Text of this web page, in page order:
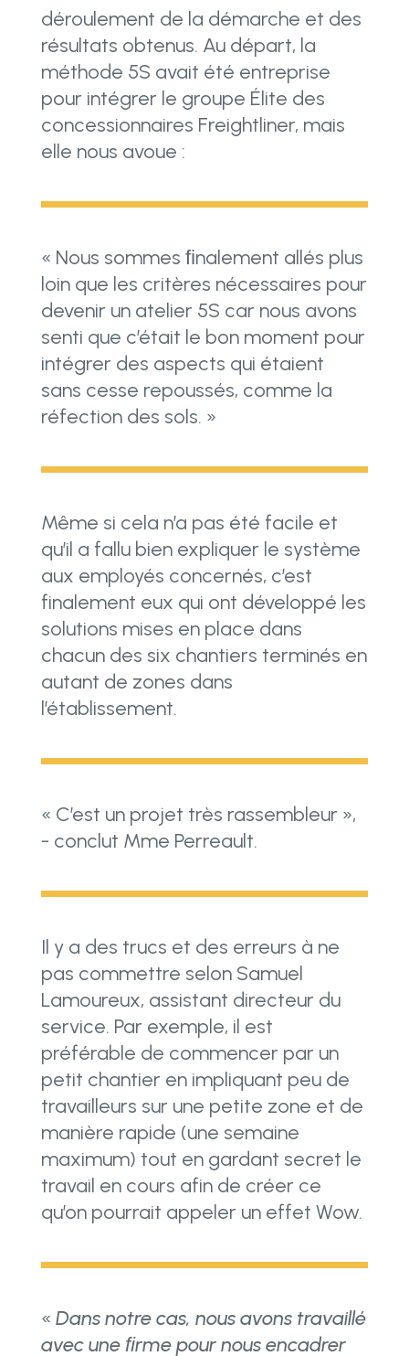
déroulement de la démarche et des
résultats obtenus. Au départ, la
méthode 5S avait été entreprise
pour intégrer le groupe Élite des
concessionnaires Freightliner, mais
elle nous avoue :
« Nous sommes ﬁnalement allés plus
loin que les critères nécessaires pour
devenir un atelier 5S car nous avons
senti que c’était le bon moment pour
intégrer des aspects qui étaient
sans cesse repoussés, comme la
réfection des sols. »
Même si cela n’a pas été facile et
qu’il a fallu bien expliquer le système
aux employés concernés, c’est
finalement eux qui ont développé les
solutions mises en place dans
chacun des six chantiers terminés en
autant de zones dans
l’établissement.
« C’est un projet très rassembleur »,
- conclut Mme Perreault.
Il y a des trucs et des erreurs à ne
pas commettre selon Samuel
Lamoureux, assistant directeur du
service. Par exemple, il est
préférable de commencer par un
petit chantier en impliquant peu de
travailleurs sur une petite zone et de
manière rapide (une semaine
maximum) tout en gardant secret le
travail en cours afin de créer ce
qu’on pourrait appeler un effet Wow.
« Dans notre cas, nous avons travaillé
avec une ﬁrme pour nous encadrer